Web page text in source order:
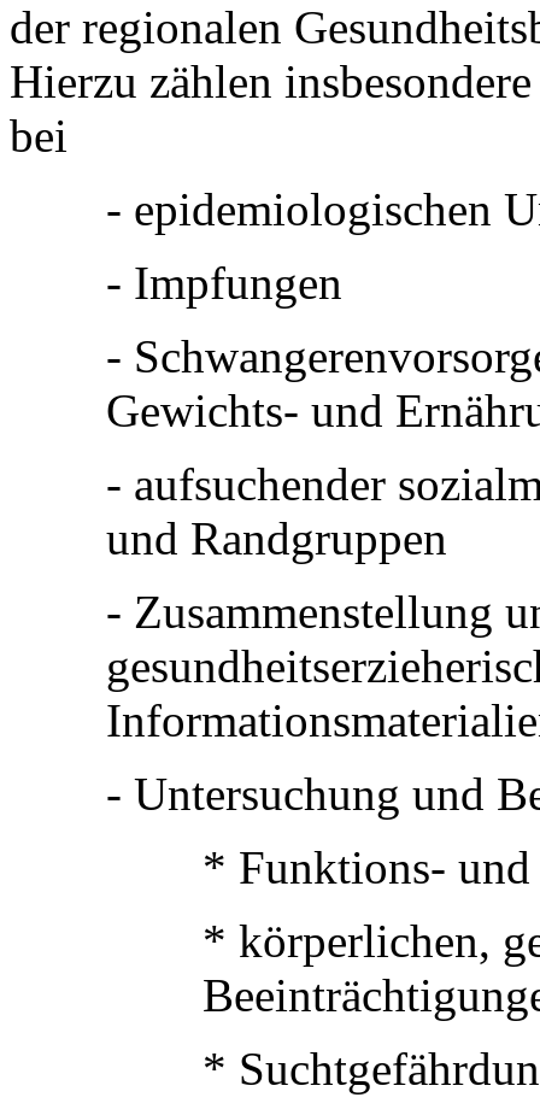
der regionalen
Hierzu zählen
bei
- epidemiologischen
- Impfungen
-
Gewichts- und
- aufsuchender
und Randgruppen
- Zusammenstellung
- Untersuchung und
* Funktions-
* körperlichen,
*